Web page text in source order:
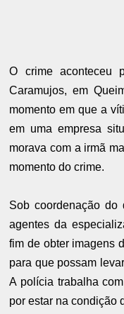
O crime aconteceu
Caramujos, em
momento em que a
em uma empresa
morava com a irmã
momento do crime.
Sob coordenação
agentes da
fim de obter imagens
para que possam
A polícia trabalha
por estar na condição